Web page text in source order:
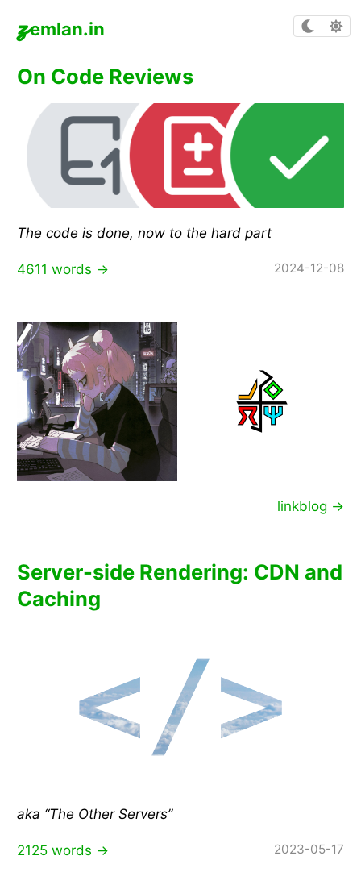
zemlan.in
On Code Reviews
The code is done, now to the hard part
4611 words → 2024-12-08
linkblog →
Server-side Rendering: CDN and
Caching
aka “The Other Servers”
2125 words → 2023-05-17